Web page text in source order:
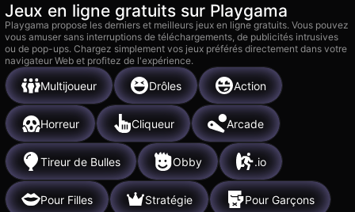
Jeux en ligne gratuits sur Playgama
Playgama propose les derniers et meilleurs jeux en ligne gratuits. Vous pouvez
vous amuser sans interruptions de téléchargements, de publicités intrusives
ou de pop-ups. Chargez simplement vos jeux préférés directement dans votre
navigateur Web et profitez de l'expérience.
Multijoueur Drôles Action
Horreur Cliqueur Arcade
Tireur de Bulles Obby .io
Pour Filles Stratégie Pour Garçons